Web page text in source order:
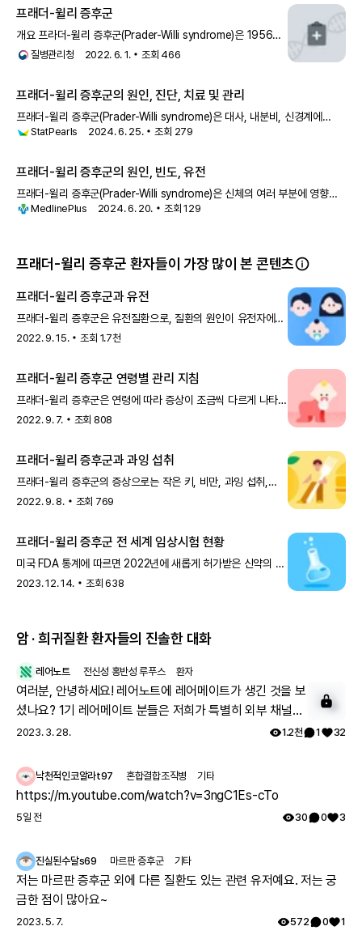
프래더-윌리 증후군
개요 프라더-윌리 증후군(Prader-Willi syndrome)은 1956년
Prader, Labhart, Willi에 의해 처음 보고된 유전
질병관리청 2022. 6. 1. 조회 466
프래더-윌리 증후군의 원인, 진단, 치료 및 관리
프래더-윌리 증후군(Prader-Willi syndrome)은 대사, 내분비, 신경계에
영향을 미치는 드물고 복잡한 유전적 상태입니다. 비만의
StatPearls 2024. 6. 25. 조회 279
프래더-윌리 증후군의 원인, 빈도, 유전
프래더-윌리 증후군(Prader-Willi syndrome)은 신체의 여러 부분에 영향을
미치는 복잡한 유전적 상태입니다. 유아기에는 약한 근육
MedlinePlus 2024. 6. 20. 조회129
프래더-윌리 증후군 환자들이 가장 많이 본 콘텐츠
프래더-윌리 증후군과 유전
프래더-윌리 증후군은 유전질환으로, 질환의 원인이 유전자에
있으면서 다음 세대에게도 영향을 미칠 수 있는데요. 이번
2022. 9. 15. 조회 1.7천
프래더-윌리 증후군 연령별 관리 지침
프래더-윌리 증후군은 연령에 따라 증상이 조금씩 다르게 나타나
그에 맞는 관리가 필요한데요. 이번 시간에는 주요 증상과 함께
2022. 9. 7. 조회 808
프래더-윌리 증후군과 과잉 섭취
프래더-윌리 증후군의 증상으로는 작은 키, 비만, 과잉 섭취,
근긴장 저하증, 생식샘 기능 저하증, 지적 장애 등이 있고, 이는
2022. 9. 8. 조회 769
프래더-윌리 증후군 전 세계 임상시험 현황
미국 FDA 통계에 따르면 2022년에 새롭게 허가받은 신약의 약
20%가 희귀질환 치료제라고 해요. 전 세계에서 진행되고 있는
2023. 12. 14. 조회638
암 · 희귀질환 환자들의 진솔한 대화
레어노트 전신성 홍반성 루푸스 환자
여러분, 안녕하세요! 레어노트에 레어메이트가 생긴 것을 보
셨나요? 1기 레어메이트 분들은 저희가 특별히 외부 채널에
서 투병기를 상세하게 올려주시는 분들을 모셔 왔는데요. 이
아래 구글 폼을 통해 신청해 주시면, 별도 안내 사항을 보내
드리겠습니다. 많은 관심과 참여 부탁드립니다. ➡️ 레어메이
트 사전 신청하기:
https://forms.gle/o4ETPdsTwgAc38jz8 Q. 레어메이
추천 게시글 영역에 올라가 더 많은 분들이 볼 수 있습니다.
- 레어메이트 배지를 부여받아 보다 영향력 있는 회원이 될
수 있습니다. - 왕성한 활동을 기대하는 마음으로 레어노트
굿즈를 드립니다. - 내가 작성한 건강 설문이 다른 환자를 위
2023. 3. 28. 1.2천 1 32
낙천적인코알라t97 혼합결합조직병 기타
https://m.youtube.com/watch?v=3ngC1Es-cTo
5일 전 30 0 3
진실된수달s69 마르판 증후군 기타
저는 마르판 증후군 외에 다른 질환도 있는 관련 유저예요. 저는 궁
금한 점이 많아요~
2023. 5. 7. 572 0 1